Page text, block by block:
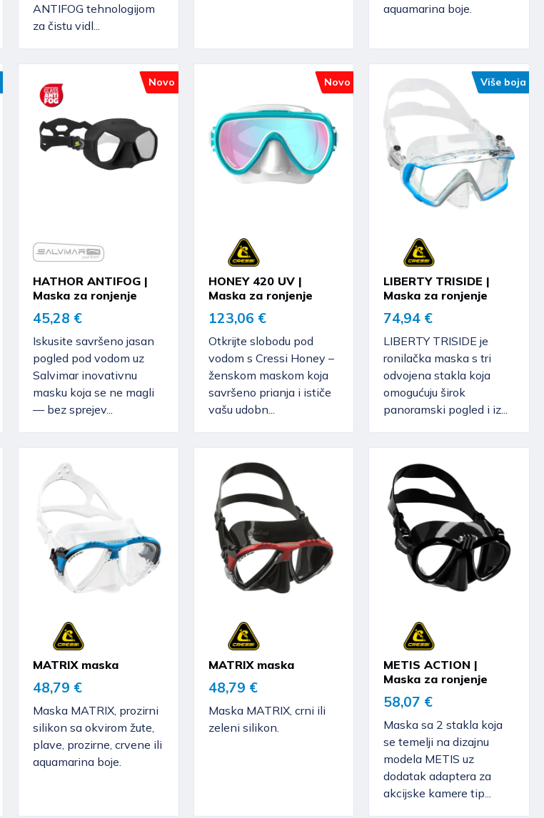
ANTIFOG tehnologijom
za čistu vidl...
aquamarina boje.
Novo
HATHOR ANTIFOG |
Maska za ronjenje
45,28 €
Iskusite savršeno jasan
pogled pod vodom uz
Salvimar inovativnu
masku koja se ne magli
— bez sprejev...
Novo
HONEY 420 UV |
Maska za ronjenje
123,06 €
Otkrijte slobodu pod
vodom s Cressi Honey –
ženskom maskom koja
savršeno prianja i ističe
vašu udobn...
Više boja
LIBERTY TRISIDE |
Maska za ronjenje
74,94 €
LIBERTY TRISIDE je
ronilačka maska s tri
odvojena stakla koja
omogućuju širok
panoramski pogled i iz...
MATRIX maska
48,79 €
Maska MATRIX, prozirni
silikon sa okvirom žute,
plave, prozirne, crvene ili
aquamarina boje.
MATRIX maska
48,79 €
Maska MATRIX, crni ili
zeleni silikon.
METIS ACTION |
Maska za ronjenje
58,07 €
Maska sa 2 stakla koja
se temelji na dizajnu
modela METIS uz
dodatak adaptera za
akcijske kamere tip...